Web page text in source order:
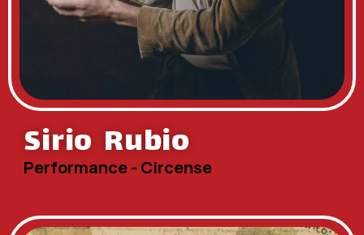
Sirio Rubio
Performance - Circense